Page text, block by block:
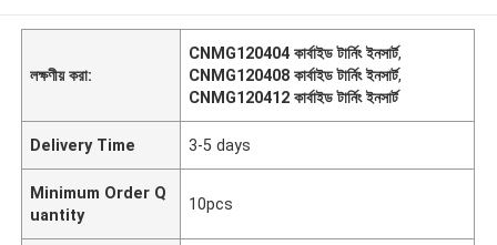
লক্ষণীয় করা:
CNMG120404 কার্বাইড টার্নিং ইনসার্ট,
CNMG120408 কার্বাইড টার্নিং ইনসার্ট,
CNMG120412 কার্বাইড টার্নিং ইনসার্ট
Delivery Time 3-5 days
Minimum Order Q
uantity
10pcs